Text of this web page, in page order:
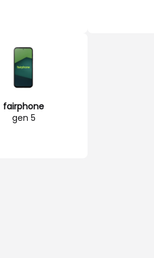
fairphone
gen 5